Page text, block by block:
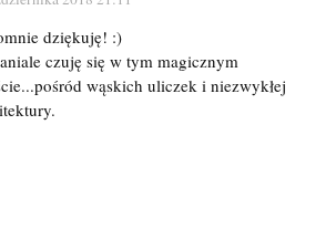
dziękuję! :)
czuję się w tym magicznym
wąskich uliczek i niezwykłej